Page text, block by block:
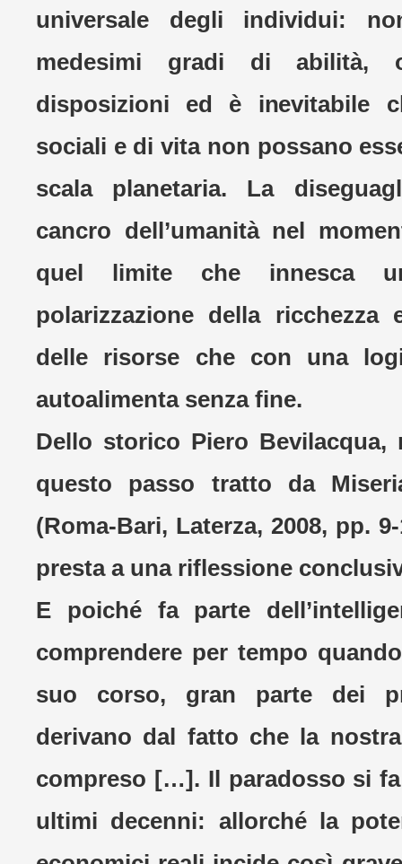
universale degli individui:
medesimi gradi di abilità,
disposizioni ed è inevitabile
sociali e di vita non possano
scala planetaria. La
cancro dell’umanità nel
quel limite che innesca
polarizzazione della
delle risorse che con una
autoalimenta senza fine.
Dello storico Piero
questo passo tratto da
(Roma-Bari, Laterza, 2008, pp.
presta a una riflessione
E poiché fa parte
comprendere per tempo
suo corso, gran parte dei
derivano dal fatto che la
compreso […]. Il paradosso si
ultimi decenni: allorché la